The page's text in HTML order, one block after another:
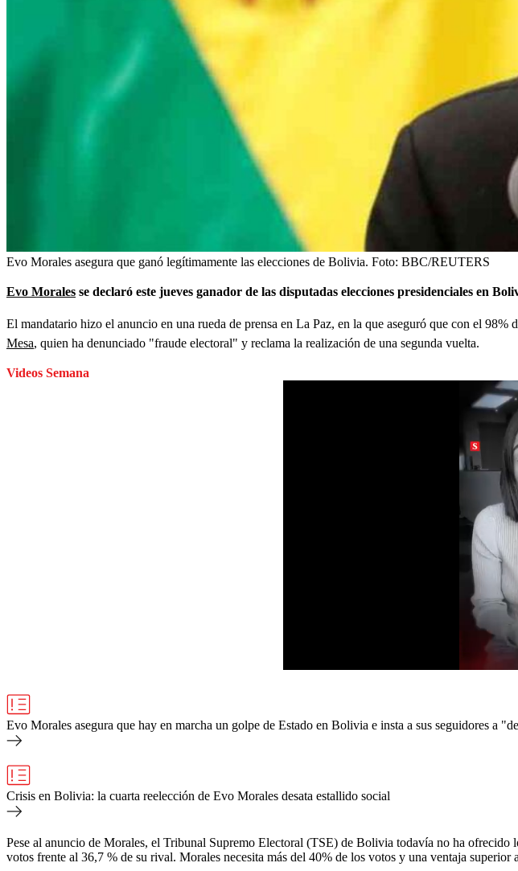
Evo Morales asegura que ganó legítimamente las elecciones de Bolivia. Foto: BBC/REUTERS
Evo Morales se declaró este jueves ganador de las disputadas elecciones presidenciales en
El mandatario hizo el anuncio en una rueda de prensa en La Paz, en la que aseguró que con el
Mesa, quien ha denunciado "fraude electoral" y reclama la realización de una segunda vuelta.
Videos Semana
Evo Morales asegura que hay en marcha un golpe de Estado en Bolivia e insta a sus seguidores a
Crisis en Bolivia: la cuarta reelección de Evo Morales desata estallido social
Pese al anuncio de Morales, el Tribunal Supremo Electoral (TSE) de Bolivia todavía no ha
votos frente al 36,7 % de su rival. Morales necesita más del 40% de los votos y una ventaja superior